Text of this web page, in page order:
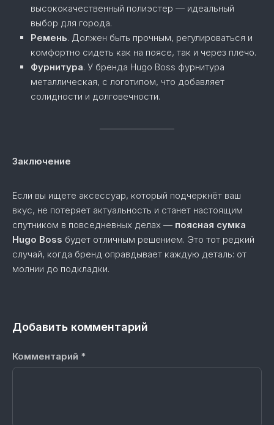
высококачественный полиэстер — идеальный
выбор для города.
Ремень. Должен быть прочным, регулироваться и
комфортно сидеть как на поясе, так и через плечо.
Фурнитура. У бренда Hugo Boss фурнитура
металлическая, с логотипом, что добавляет
солидности и долговечности.
Заключение
Если вы ищете аксессуар, который подчеркнёт ваш
вкус, не потеряет актуальность и станет настоящим
спутником в повседневных делах — поясная сумка
Hugo Boss будет отличным решением. Это тот редкий
случай, когда бренд оправдывает каждую деталь: от
молнии до подкладки.
Добавить комментарий
Комментарий *